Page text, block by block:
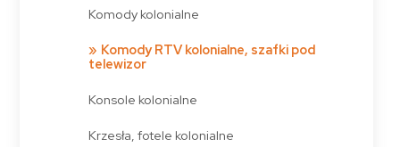
Komody kolonialne
Komody RTV kolonialne, szafki pod
telewizor
Konsole kolonialne
Krzesła, fotele kolonialne